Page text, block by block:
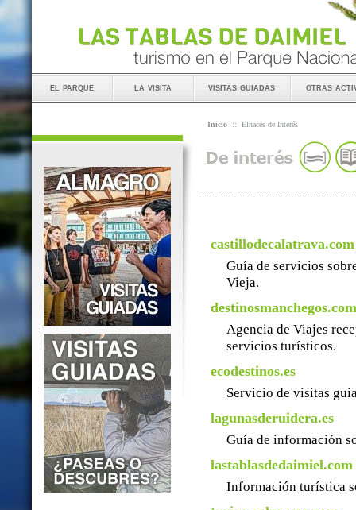
el parque la visita visitas guiadas otras
Inicio :: Elnaces de Interés
castillodecalatrava.com
Guía de servicios
Vieja.
destinosmanchegos.com
Agencia de Viajes
servicios turísticos.
ecodestinos.es
Servicio de visitas
lagunasderuidera.es
Guía de información
lastablasdedaimiel.com
Información turística